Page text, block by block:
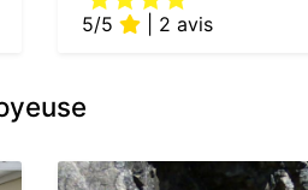
5/5 | 2 avis